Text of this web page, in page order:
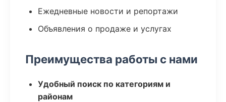
Ежедневные новости и репортажи
Объявления о продаже и услугах
Преимущества работы с нами
Удобный поиск по категориям и
районам